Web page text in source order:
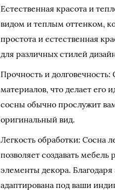
Естественная красота и
видом и теплым оттенком,
простота и естественная
для различных стилей
Прочность и
материалов, что делает его
сосны обычно прослужит
оригинальный вид.
Легкость обработки: Сосна
позволяет создавать
элементы декора.
адаптирована под ваши